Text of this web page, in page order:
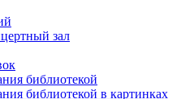
зал
библиотекой
библиотекой в картинках